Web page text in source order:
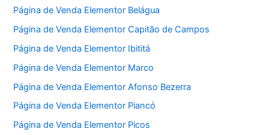
Página de Venda Elementor Belágua
Página de Venda Elementor Capitão de Campos
Página de Venda Elementor Ibititá
Página de Venda Elementor Marco
Página de Venda Elementor Afonso Bezerra
Página de Venda Elementor Piancó
Página de Venda Elementor Picos